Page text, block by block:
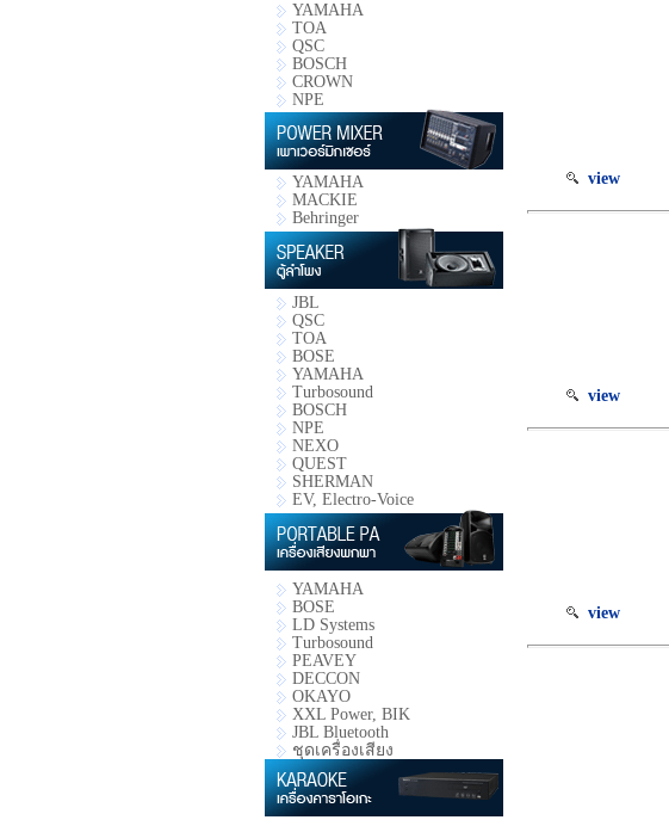
YAMAHA
TOA
QSC
BOSCH
CROWN
NPE
YAMAHA
MACKIE
Behringer
JBL
QSC
TOA
BOSE
YAMAHA
Turbosound
BOSCH
NPE
NEXO
QUEST
SHERMAN
EV, Electro-Voice
YAMAHA
BOSE
LD Systems
Turbosound
PEAVEY
DECCON
OKAYO
XXL Power, BIK
JBL Bluetooth
ชุดเครื่องเสียง
view
view
view